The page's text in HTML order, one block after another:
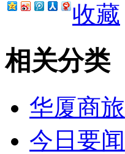
收藏
相关分类
华厦商旅
今日要闻